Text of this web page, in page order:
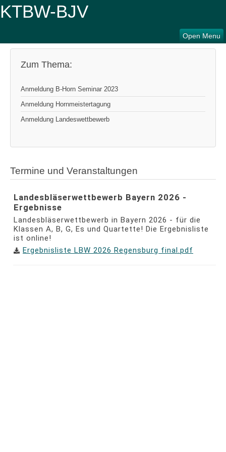
Open Menu
Zum Thema:
Anmeldung B-Horn Seminar 2023
Anmeldung Hornmeistertagung
Anmeldung Landeswettbewerb
Termine und Veranstaltungen
Landesbläserwettbewerb Bayern 2026 -
Ergebnisse
Landesbläserwettbewerb in Bayern 2026 - für die
Klassen A, B, G, Es und Quartette! Die Ergebnisliste
ist online!
Ergebnisliste LBW 2026 Regensburg final.pdf